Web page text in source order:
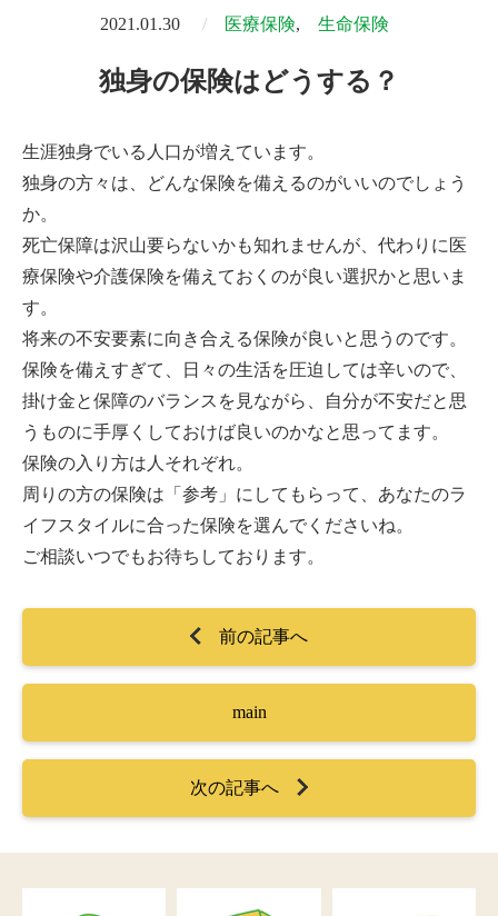
2021.01.30 医療保険 生命保険
独身の保険はどうする？
生涯独身でいる人口が増えています。
独身の方々は、どんな保険を備えるのがいいのでしょう
か。
死亡保障は沢山要らないかも知れませんが、代わりに医
療保険や介護保険を備えておくのが良い選択かと思いま
す。
将来の不安要素に向き合える保険が良いと思うのです。
保険を備えすぎて、日々の生活を圧迫しては辛いので、
掛け金と保障のバランスを見ながら、自分が不安だと思
うものに手厚くしておけば良いのかなと思ってます。
保険の入り方は人それぞれ。
周りの方の保険は「参考」にしてもらって、あなたのラ
イフスタイルに合った保険を選んでくださいね。
ご相談いつでもお待ちしております。
前の記事へ
main
次の記事へ